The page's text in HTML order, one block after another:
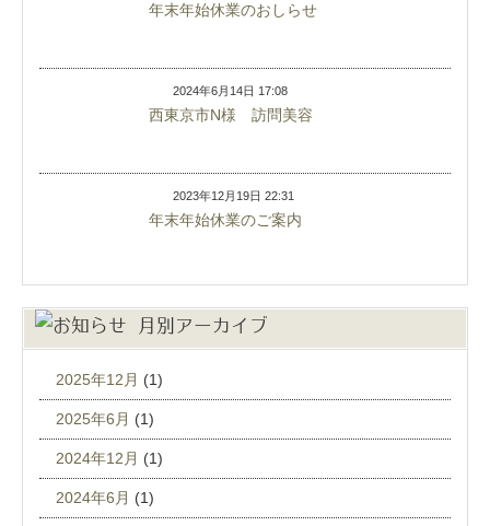
年末年始休業のおしらせ
2024年6月14日 17:08
西東京市N様 訪問美容
2023年12月19日 22:31
年末年始休業のご案内
月別アーカイブ
2025年12月 (1)
2025年6月 (1)
2024年12月 (1)
2024年6月 (1)